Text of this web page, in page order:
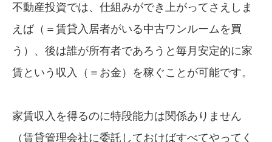
不動産投資では、仕組みができ上がってさえしま
えば（＝賃貸入居者がいる中古ワンルームを買
う）、後は誰が所有者であろうと毎月安定的に家
賃という収入（＝お金）を稼ぐことが可能です。
家賃収入を得るのに特段能力は関係ありません
（賃貸管理会社に委託しておけばすべてやってく